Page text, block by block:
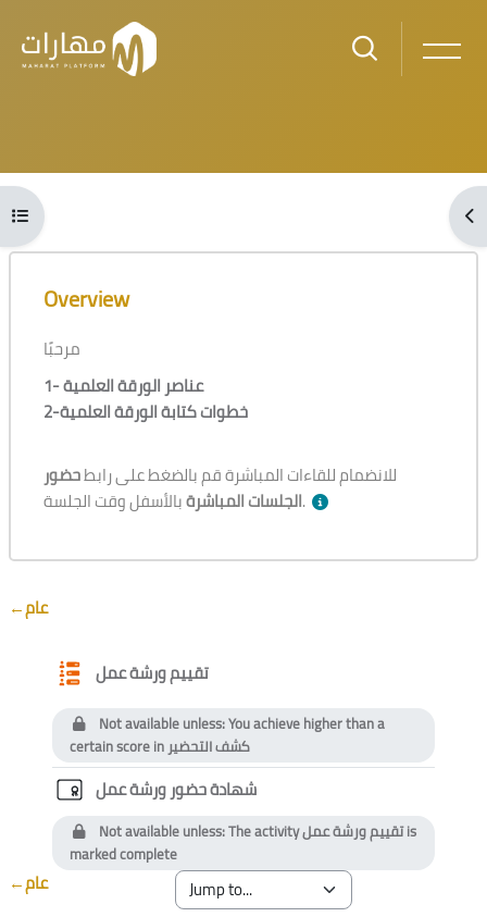
Skip to main content
Blocks
Open course index
Blocks
Skip [Cocoon] Course Overview
Overview
مرحبًا
1- عناصر الورقة العلمية
2-خطوات كتابة الورقة العلمية
للانضمام للقاءات المباشرة قم بالضغط على رابطحضور
الجلسات المباشرةبالأسفل وقت الجلسة.
Section outline
←عام
تقييم ورشة عملQuestionnaire
Not available unless: You achieve higher than a
certain score inكشف التحضير
شهادة حضور ورشة عملCustom certificate
Not available unless: The activityتقييم ورشة عملis
marked complete
←عام